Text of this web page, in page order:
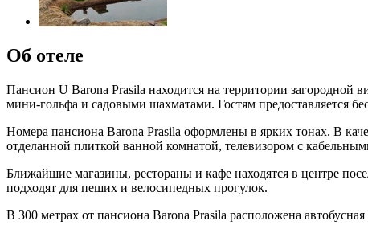
Об отеле
Пансион U Barona Prasila находится на территории загородной
мини-гольфа и садовыми шахматами. Гостям предоставляется
Номера пансиона Barona Prasila оформлены в ярких тонах. В
отделанной плиткой ванной комнатой, телевизором с
Ближайшие магазины, рестораны и кафе находятся в центре
подходят для пеших и велосипедных прогулок.
В 300 метрах от пансиона Barona Prasila расположена